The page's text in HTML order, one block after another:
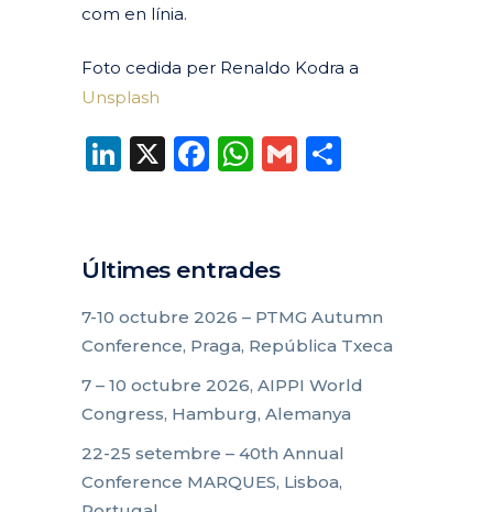
com en línia.
Foto cedida per Renaldo Kodra a
Unsplash
LinkedIn
X Facebook
WhatsApp
Gmail
Últimes entrades
7-10 octubre 2026 – PTMG Autumn
Conference, Praga, República Txeca
7 – 10 octubre 2026, AIPPI World
Congress, Hamburg, Alemanya
22-25 setembre – 40th Annual
Conference MARQUES, Lisboa,